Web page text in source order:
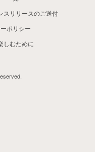
スリリースのご送付
ポリシー
しむために